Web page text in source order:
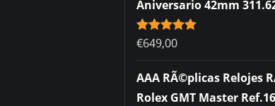
Aniversario 42mm
Rated5.00
out of 5
€649,00
AAA RÃ©plicas Relojes
Rolex GMT Master